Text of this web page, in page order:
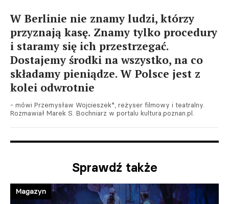
W Berlinie nie znamy ludzi, którzy
przyznają kasę. Znamy tylko procedury
i staramy się ich przestrzegać.
Dostajemy środki na wszystko, na co
składamy pieniądze. W Polsce jest z
kolei odwrotnie
- mówi Przemysław Wojcieszek*, reżyser filmowy i teatralny.
Rozmawiał Marek S. Bochniarz w portalu kultura.poznan.pl.
Sprawdź także
Magazyn